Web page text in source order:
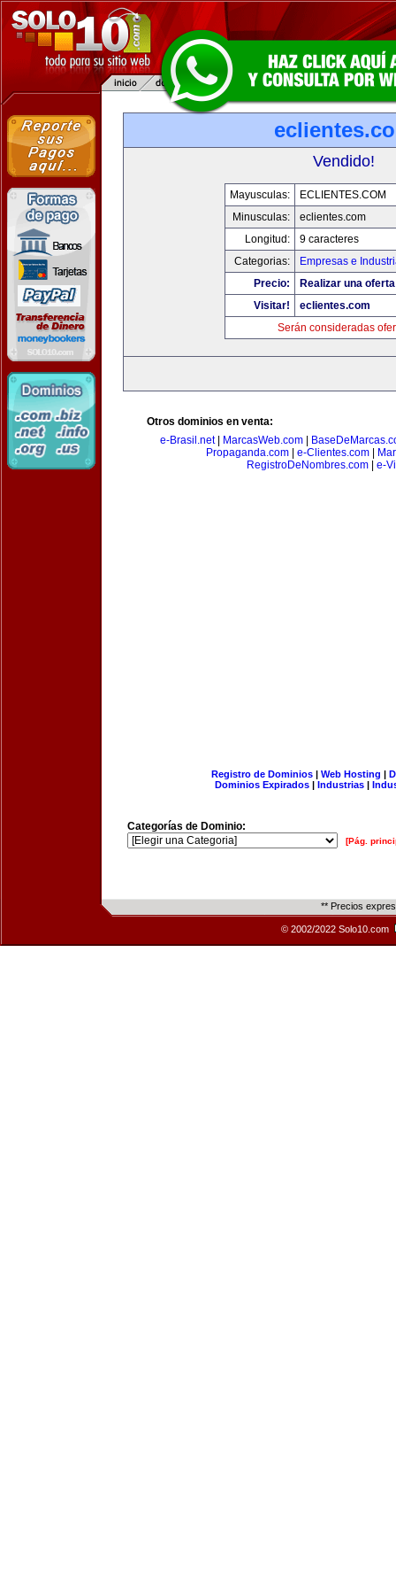
Vendido!
Mayusculas:
ECLIENTES.COM
Minusculas:
eclientes.com
Longitud:
9 caracteres
Categorias:
Empresas e
Precio:
Realizar una
Visitar!
eclientes.com
Serán consideradas
Otros dominios en venta:
e-Brasil.net| MarcasWeb.com|
Propaganda.com
e-Clientes.com
RegistroDeNombres.com| e-
Registro de Dominios| Web Hosting |
Dominios Expirados | Industrias |
Categorías de Dominio:
[Pág.
** Precios
© 2002/2022 Solo10.com